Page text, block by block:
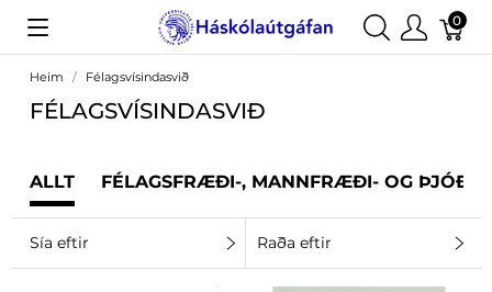
0
Heim Félagsvísindasvið
FÉLAGSVÍSINDASVIÐ
ALLT FÉLAGSFRÆÐI-, MANNFRÆÐI- OG
Sía eftir Raða eftir